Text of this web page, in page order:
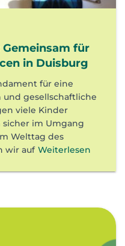
für
in Duisburg
für eine
gesellschaftliche
viele Kinder
sicher im Umgang
Welttag des
wir auf Weiterlesen